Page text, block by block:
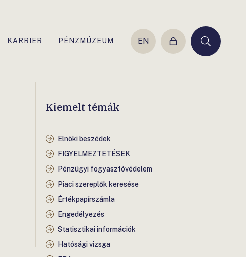
KARRIER PÉNZMÚZEUM EN
Belépés Keresés
Kiemelt témák
Elnöki beszédek
FIGYELMEZTETÉSEK
Pénzügyi fogyasztóvédelem
Piaci szereplők keresése
Értékpapírszámla
Engedélyezés
Statisztikai információk
Hatósági vizsga